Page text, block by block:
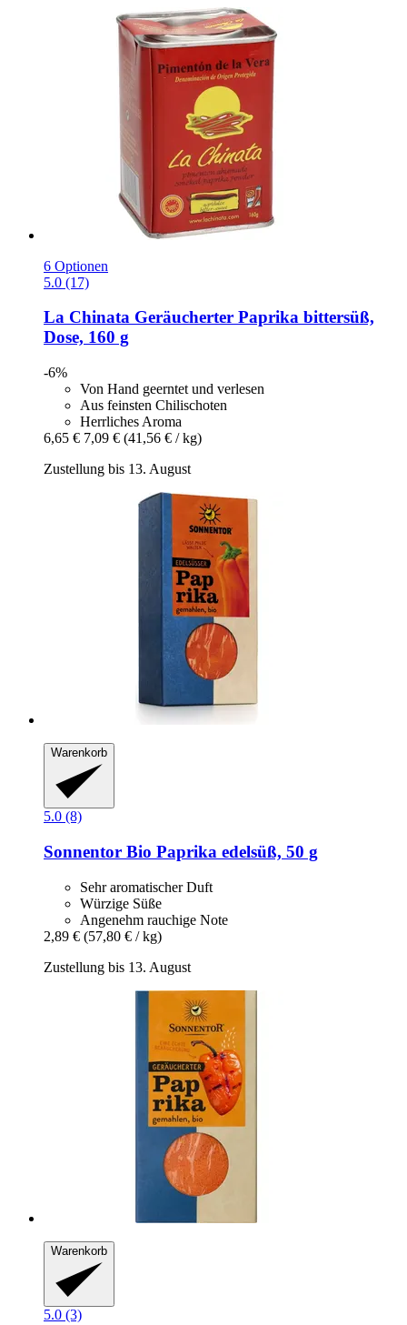
6 Optionen
5.0 (17)
La Chinata Geräucherter Paprika bittersüß,
Dose, 160 g
-6%
Von Hand geerntet und verlesen
Aus feinsten Chilischoten
Herrliches Aroma
6,65 € 7,09 € (41,56 € / kg)
Zustellung bis 13. August
Warenkorb
5.0 (8)
Sonnentor Bio Paprika edelsüß, 50 g
Sehr aromatischer Duft
Würzige Süße
Angenehm rauchige Note
2,89 € (57,80 € / kg)
Zustellung bis 13. August
Warenkorb
5.0 (3)